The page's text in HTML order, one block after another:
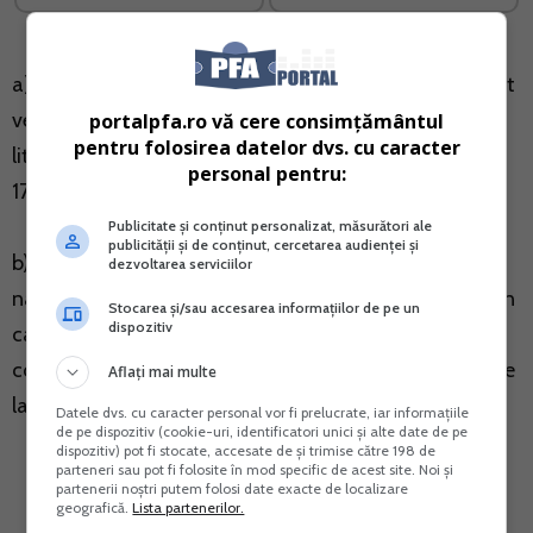
a) persoanele fizice care au estimat pentru anul curent
venituri anuale cumulate din cele prevazute la art. 155
lit. b)-h), sub nivelul plafonului minim prevazut la art.
170 alin. (2);
b) persoanele fizice care nu realizeaza venituri de
natura celor prevazute la art. 155 si nu se incadreaza in
categoriile de persoane exceptate de la plata
contributiei de asigurari sociale de sanatate prevazute
la art. 154 alin. (1).
portalpfa.ro vă cere consimțământul
pentru folosirea datelor dvs. cu caracter
personal pentru:
Publicitate și conținut personalizat, măsurători ale
publicității și de conținut, cercetarea audienței și
dezvoltarea serviciilor
Stocarea și/sau accesarea informațiilor de pe un
dispozitiv
Aflați mai multe
Datele dvs. cu caracter personal vor fi prelucrate, iar informațiile
de pe dispozitiv (cookie-uri, identificatori unici și alte date de pe
dispozitiv) pot fi stocate, accesate de și trimise către 198 de
parteneri sau pot fi folosite în mod specific de acest site. Noi și
partenerii noștri putem folosi date exacte de localizare
geografică.Lista partenerilor.